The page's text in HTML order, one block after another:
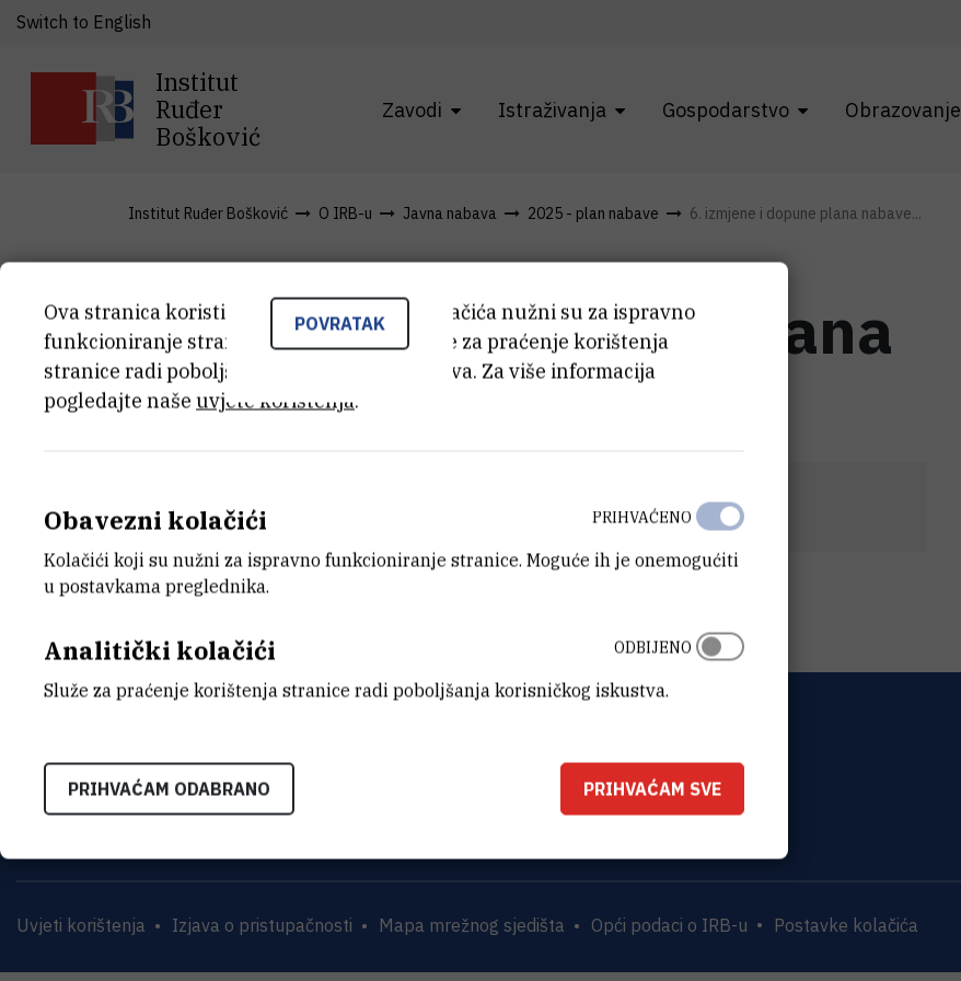
Institut
Ruđer
Bošković
Zavodi Istraživanja Gospodarstvo Obrazovanje
Switch to English
Institut Ruđer Bošković O IRB-u Javna nabava 2025 - plan nabave 6. izmjene i dopune plana nabave...
6. izmjene i dopune plana
nabave 2025.
6. izmjene i dopune plana nabave 2025. (105,7 kB)
INSTITUT RUĐER BOŠKOVIĆ
Bijenička cesta 54, 10000 Zagreb
KONTAKTIRAJTE NAS
Uvjeti korištenja Izjava o pristupačnosti Mapa mrežnog sjedišta Opći podaci o IRB-u Postavke kolačića
POVRATAK
Ova stranica koristi kolačiće. Neki od tih kolačića nužni su za ispravno
funkcioniranje stranice, dok se drugi koriste za praćenje korištenja
stranice radi poboljšanja korisničkog iskustva. Za više informacija
pogledajte naše uvjete korištenja.
Obavezni kolačići
Kolačići koji su nužni za ispravno funkcioniranje stranice. Moguće ih je onemogućiti
u postavkama preglednika.
PRIHVAĆENO
Analitički kolačići
Služe za praćenje korištenja stranice radi poboljšanja korisničkog iskustva.
ODBIJENO
PRIHVAĆAM ODABRANO PRIHVAĆAM SVE